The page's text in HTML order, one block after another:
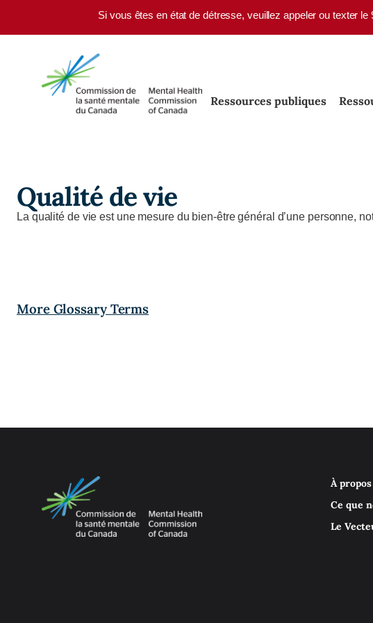
Skip to main contentSi vous êtes en état de détresse, veuillez appeler ou texter
Ressources publiques
Qualité de vie
La qualité de vie est une mesure du bien-être général d’une personne,
More Glossary Terms
À
Ce que
Le